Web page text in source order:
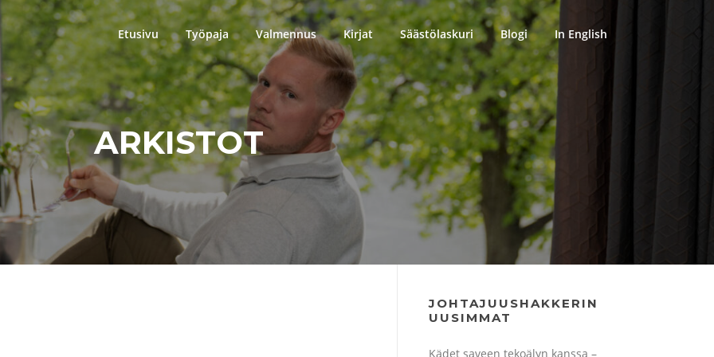
Etusivu Työpaja Valmennus Kirjat Säästölaskuri Blogi In English
ARKISTOT
JOHTAJUUSHAKKERIN
UUSIMMAT
Kädet saveen tekoälyn kanssa –